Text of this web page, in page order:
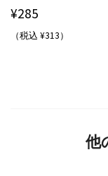
¥285
（税込 ¥313）
他